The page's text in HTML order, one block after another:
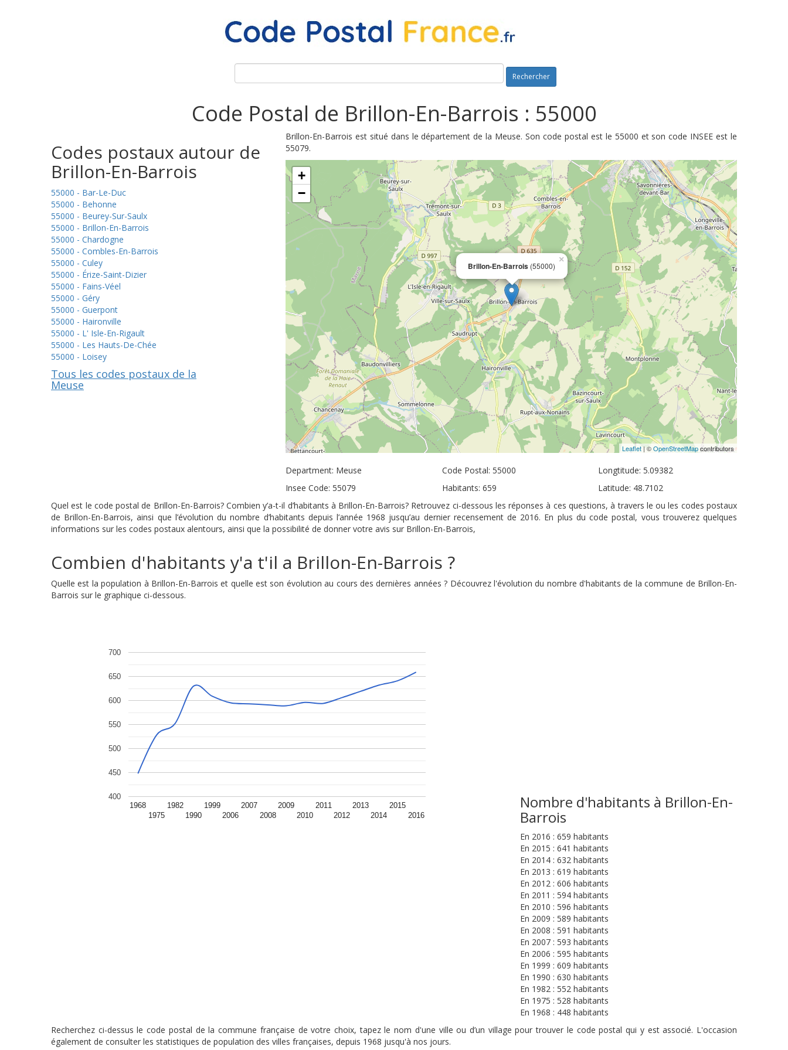
Rechercher
Code Postal de Brillon-En-Barrois : 55000
Codes postaux autour de
Brillon-En-Barrois
55000 - Bar-Le-Duc
55000 - Behonne
55000 - Beurey-Sur-Saulx
55000 - Brillon-En-Barrois
55000 - Chardogne
55000 - Combles-En-Barrois
55000 - Culey
55000 - Érize-Saint-Dizier
55000 - Fains-Véel
55000 - Géry
55000 - Guerpont
55000 - Haironville
55000 - L' Isle-En-Rigault
55000 - Les Hauts-De-Chée
55000 - Loisey
Tous les codes postaux de la
Meuse
Brillon-En-Barrois est situé dans le département de la Meuse. Son code postal est le 55000 et son code INSEE est le
55079.
Brillon-En-Barrois (55000)
×
+
−
Leaflet | ©OpenStreetMapcontributors
Department: Meuse
Insee Code: 55079
Code Postal: 55000
Habitants: 659
Longtitude: 5.09382
Latitude: 48.7102
Quel est le code postal de Brillon-En-Barrois? Combien y’a-t-il d’habitants à Brillon-En-Barrois? Retrouvez ci-dessous les réponses à ces questions, à travers le ou les codes postaux
de Brillon-En-Barrois, ainsi que l’évolution du nombre d’habitants depuis l’année 1968 jusqu’au dernier recensement de 2016. En plus du code postal, vous trouverez quelques
informations sur les codes postaux alentours, ainsi que la possibilité de donner votre avis sur Brillon-En-Barrois,
Combien d'habitants y'a t'il a Brillon-En-Barrois ?
Quelle est la population à Brillon-En-Barrois et quelle est son évolution au cours des dernières années ? Découvrez l'évolution du nombre d'habitants de la commune de Brillon-En-
Barrois sur le graphique ci-dessous.
1968
1975
1982
1990
1999
2006
2007
2008
2009
2010
2011
2012
2013
2014
2015
2016
400
450
500
550
600
650
700
Nombre d'habitants à Brillon-En-
Barrois
En 2016 : 659 habitants
En 2015 : 641 habitants
En 2014 : 632 habitants
En 2013 : 619 habitants
En 2012 : 606 habitants
En 2011 : 594 habitants
En 2010 : 596 habitants
En 2009 : 589 habitants
En 2008 : 591 habitants
En 2007 : 593 habitants
En 2006 : 595 habitants
En 1999 : 609 habitants
En 1990 : 630 habitants
En 1982 : 552 habitants
En 1975 : 528 habitants
En 1968 : 448 habitants
Recherchez ci-dessus le code postal de la commune française de votre choix, tapez le nom d'une ville ou d’un village pour trouver le code postal qui y est associé. L'occasion
également de consulter les statistiques de population des villes françaises, depuis 1968 jusqu'à nos jours.